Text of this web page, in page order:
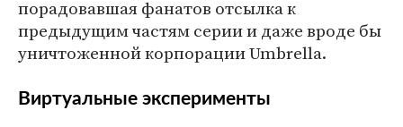
порадовавшая фанатов отсылка к
предыдущим частям серии и даже вроде бы
уничтоженной корпорации Umbrella.
Виртуальные эксперименты